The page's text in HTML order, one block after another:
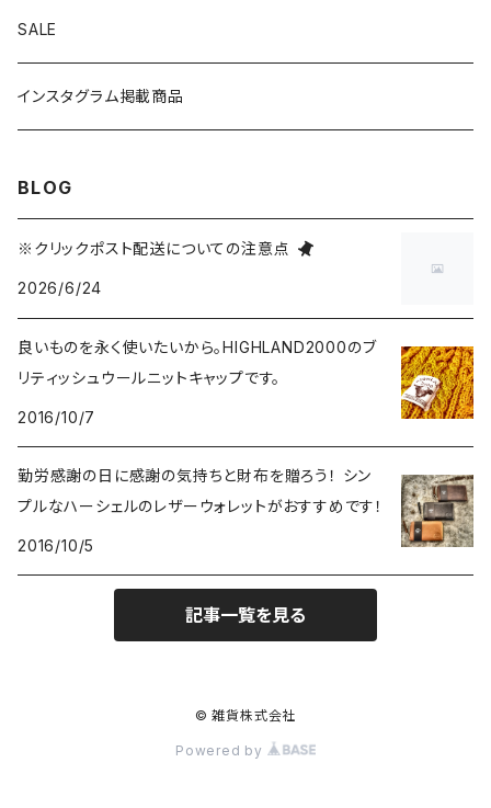
シャツ
ショートパンツ
ロングパンツ
帽子
キャップ
ハット
手袋・マフラー
トートバッグ
ショルダーバッグ
バックパック
ウエストバッグ
その他
財布・カードケース
マグカップ
お皿
インテリア
ブリキ看板・サイン
腕時計
MYSTERY RANCH/ミステリーランチ
THE NORTH FACE/ノースフェイス
RAT FINK/ラットフィンク
LXPL / エル・エックス・ピー・エル
POLER OUTDOOR STUFF/ポーラー
1～999円
1,000～1,999円
5,000～9,999円
SALE
インスタグラム掲載商品
BLOG
※クリックポスト配送についての注意点
2026/6/24
良いものを永く使いたいから。HIGHLAND2000のブ
リティッシュウールニットキャップです。
2016/10/7
勤労感謝の日に感謝の気持ちと財布を贈ろう！ シン
プルなハーシェルのレザーウォレットがおすすめです！
2016/10/5
記事一覧を見る
© 雑貨株式会社
Powered by